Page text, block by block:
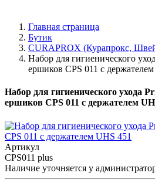
Главная страница
Бутик
CURAPROX (Курапрокс,
Набор для гигиенического
ершиков CPS 011 c
Набор для гигиенического ухода
ершиков CPS 011 c держателем
Артикул
CPS011 plus
Наличие уточняется у